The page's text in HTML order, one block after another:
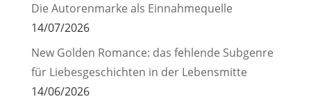
Die Autorenmarke als Einnahmequelle
14/07/2026
New Golden Romance: das fehlende Subgenre
für Liebesgeschichten in der Lebensmitte
14/06/2026